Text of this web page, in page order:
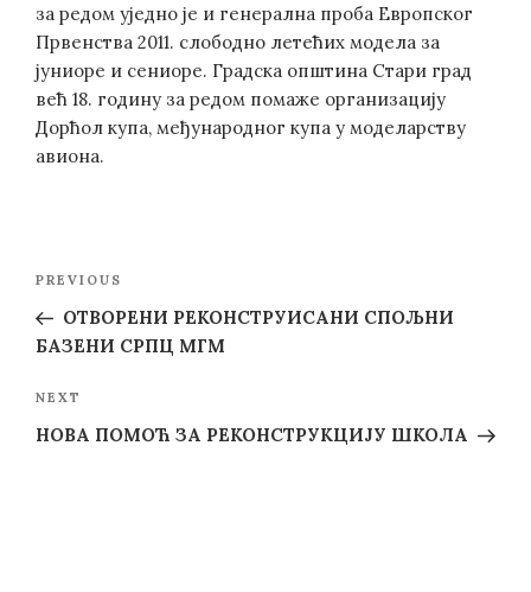
за редом уједно је и генерална проба Европског
Првенства 2011. слободно летећих модела за
јуниоре и сениоре. Градска општина Стари град
већ 18. годину за редом помаже организацију
Дорћол купа, међународног купа у моделарству
авиона.
Previous
Post
PREVIOUS
ОТВОРЕНИ РЕКОНСТРУИСАНИ СПОЉНИ
БАЗЕНИ СРПЦ МГМ
Next
Post
NEXT
НОВА ПОМОЋ ЗА РЕКОНСТРУКЦИЈУ ШКОЛА